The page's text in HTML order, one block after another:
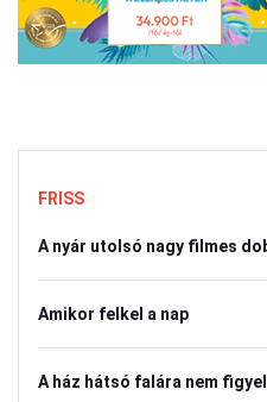
FRISS
A nyár utolsó nagy filmes
Amikor felkel a nap
A ház hátsó falára nem